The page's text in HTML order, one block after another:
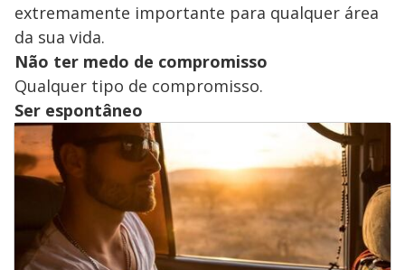
extremamente importante para qualquer área
da sua vida.
Não ter medo de compromisso
Qualquer tipo de compromisso.
Ser espontâneo